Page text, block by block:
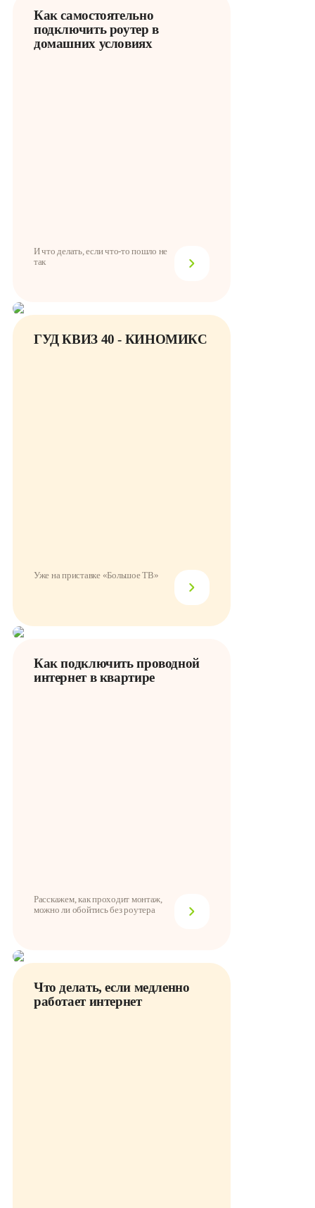
Как самостоятельно
подключить роутер в
домашних условиях
И что делать, если что-то пошло не
так
ГУД КВИЗ 40 - КИНОМИКС
Уже на приставке «Большое ТВ»
Как подключить проводной
интернет в квартире
Расскажем, как проходит монтаж,
можно ли обойтись без роутера
Что делать, если медленно
работает интернет